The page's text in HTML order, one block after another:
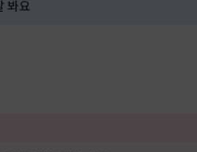
봐요